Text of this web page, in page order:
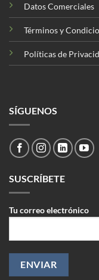
Datos Comerciales
Términos y
Políticas de
SÍGUENOS
SUSCRÍBETE
Tu correo electrónico